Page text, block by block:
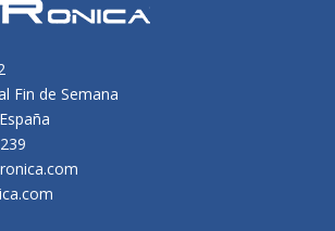
Fin de Semana